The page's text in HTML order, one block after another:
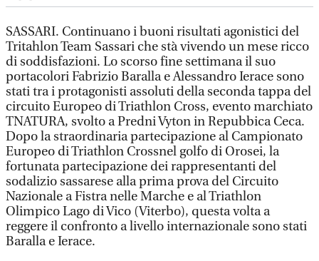
SASSARI. Continuano i buoni risultati agonistici del
Tritahlon Team Sassari che stà vivendo un mese ricco
di soddisfazioni. Lo scorso fine settimana il suo
portacolori Fabrizio Baralla e Alessandro Ierace sono
stati tra i protagonisti assoluti della seconda tappa del
circuito Europeo di Triathlon Cross, evento marchiato
TNATURA, svolto a Predni Vyton in Repubbica Ceca.
Dopo la straordinaria partecipazione al Campionato
Europeo di Triathlon Crossnel golfo di Orosei, la
fortunata partecipazione dei rappresentanti del
sodalizio sassarese alla prima prova del Circuito
Nazionale a Fistra nelle Marche e al Triathlon
Olimpico Lago di Vico (Viterbo), questa volta a
reggere il confronto a livello internazionale sono stati
Baralla e Ierace.